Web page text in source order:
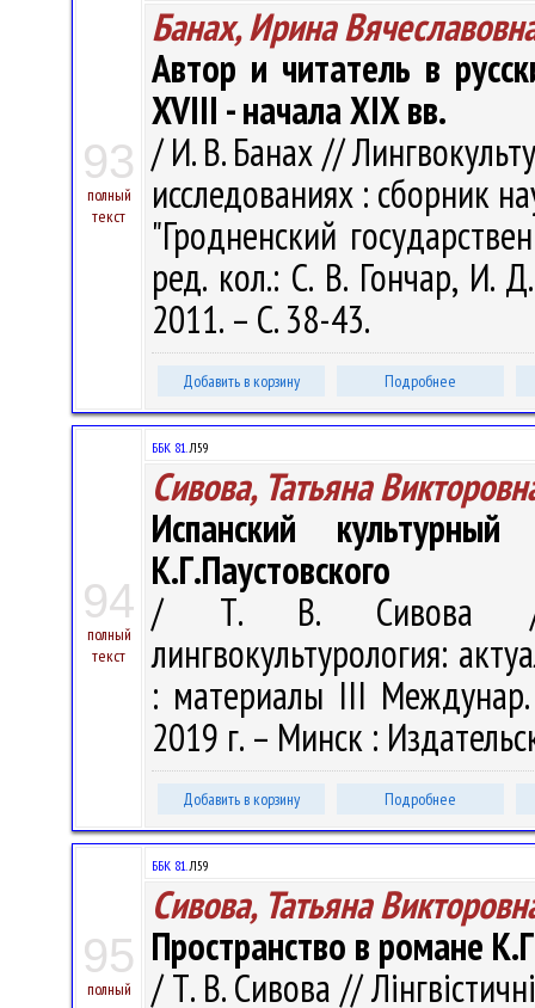
93
полный
текст
Банах, Ирина
Автор и читатель в
XVIII - начала XIX вв.
/ И. В. Банах //
исследованиях : сборник
"Гродненский
ред. кол.: С. В. Гончар, И.
2011. – С. 38-43.
Добавить в корзину Подробнее
94
полный
текст
ББК 81.Л59
Сивова, Татьяна
Испанский
К.Г.Паустовского
/ Т. В. Сивова //
лингвокультурология:
: материалы III Междунар.
2019 г. – Минск :
Добавить в корзину Подробнее
95
полный
ББК 81.Л59
Сивова, Татьяна
Пространство в романе
/ Т. В. Сивова //